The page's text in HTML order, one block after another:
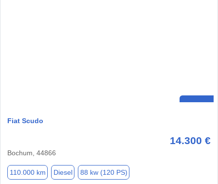
Fiat Scudo
14.300 €
Bochum, 44866
110.000 km Diesel 88 kw (120 PS)